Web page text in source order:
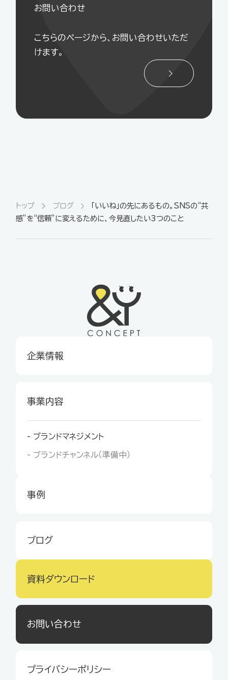
お問い合わせ
こちらのページから、お問い合わせいただ
けます。
トップ ブログ
「いいね」の先にあるもの。SNSの“共
感”を“信頼”に変えるために、今見直したい3つのこと
企業情報
事業内容
- ブランドマネジメント
- ブランドチャンネル（準備中）
事例
ブログ
資料ダウンロード
お問い合わせ
プライバシーポリシー